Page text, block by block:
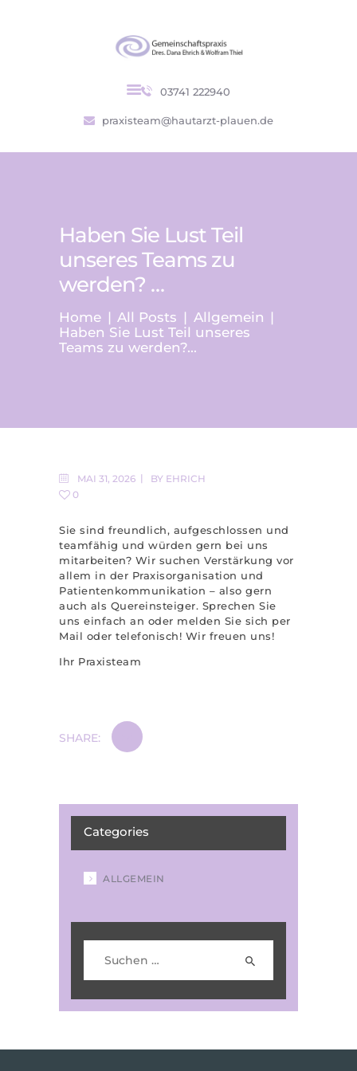
03741 222940
praxisteam@hautarzt-plauen.de
Haben Sie Lust Teil
unseres Teams zu
werden? …
Home All Posts
Allgemein
Haben Sie Lust Teil unseres
Teams zu werden?...
Gemeinschaftspraxis
DIE PRAXIS
MAI 31, 2026 BY EHRICH
0
Sie sind freundlich, aufgeschlossen und
teamfähig und würden gern bei uns
mitarbeiten? Wir suchen Verstärkung vor
allem in der Praxisorganisation und
Patientenkommunikation – also gern
auch als Quereinsteiger. Sprechen Sie
uns einfach an oder melden Sie sich per
Mail oder telefonisch! Wir freuen uns!
Ihr Praxisteam
SHARE:
Categories
ALLGEMEIN